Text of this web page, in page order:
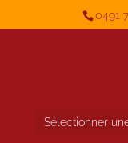
0491
Sélectionner